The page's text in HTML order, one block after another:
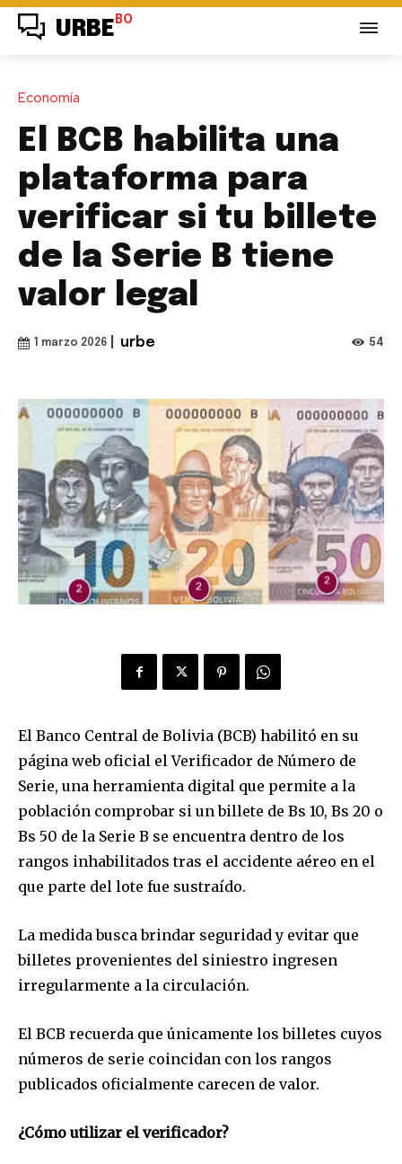
URBE BO
Economía
El BCB habilita una
plataforma para
verificar si tu billete
de la Serie B tiene
valor legal
1 marzo 2026 urbe 54
El Banco Central de Bolivia (BCB) habilitó en su
página web oficial el Verificador de Número de
Serie, una herramienta digital que permite a la
población comprobar si un billete de Bs 10, Bs 20 o
Bs 50 de la Serie B se encuentra dentro de los
rangos inhabilitados tras el accidente aéreo en el
que parte del lote fue sustraído.
La medida busca brindar seguridad y evitar que
billetes provenientes del siniestro ingresen
irregularmente a la circulación.
El BCB recuerda que únicamente los billetes cuyos
números de serie coincidan con los rangos
publicados oficialmente carecen de valor.
¿Cómo utilizar el verificador?